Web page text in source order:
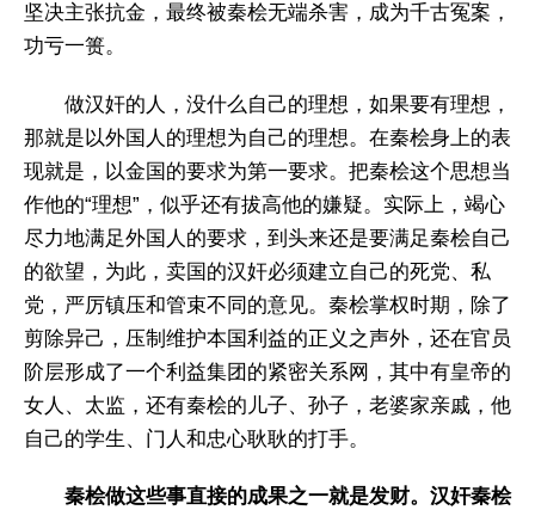
坚决主张抗金，最终被秦桧无端杀害，成为千古冤案，
功亏一篑。
做汉奸的人，没什么自己的理想，如果要有理想，
那就是以外国人的理想为自己的理想。在秦桧身上的表
现就是，以金国的要求为第一要求。把秦桧这个思想当
作他的“理想”，似乎还有拔高他的嫌疑。实际上，竭心
尽力地满足外国人的要求，到头来还是要满足秦桧自己
的欲望，为此，卖国的汉奸必须建立自己的死党、私
党，严厉镇压和管束不同的意见。秦桧掌权时期，除了
剪除异己，压制维护本国利益的正义之声外，还在官员
阶层形成了一个利益集团的紧密关系网，其中有皇帝的
女人、太监，还有秦桧的儿子、孙子，老婆家亲戚，他
自己的学生、门人和忠心耿耿的打手。
秦桧做这些事直接的成果之一就是发财。汉奸秦桧